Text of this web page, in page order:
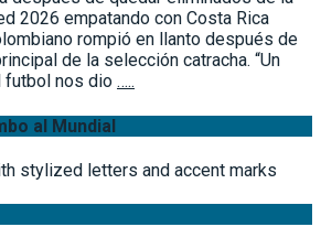
2026 empatando con Costa Rica
rompió en llanto después de
de la selección catracha. “Un
futbol nos dio …..
al Mundial